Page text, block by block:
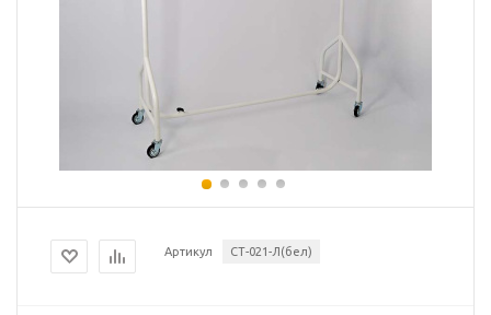
Артикул СТ-021-Л(бел)